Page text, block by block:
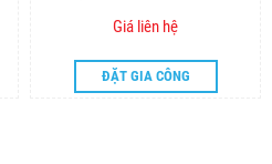
Giá liên hệ
ĐẶT GIA CÔNG